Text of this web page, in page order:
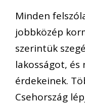
Minden
jobbközép
szerintük
lakosságot, és
érdekeinek.
Csehország